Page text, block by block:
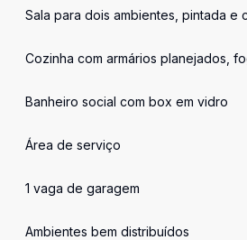
Sala para dois ambientes, pintada e
Cozinha com armários planejados,
Banheiro social com box em vidro
Área de serviço
1 vaga de garagem
Ambientes bem distribuídos